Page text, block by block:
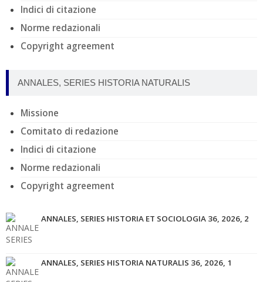
Indici di citazione
Norme redazionali
Copyright agreement
ANNALES, SERIES HISTORIA NATURALIS
Missione
Comitato di redazione
Indici di citazione
Norme redazionali
Copyright agreement
ANNALES, SERIES HISTORIA ET SOCIOLOGIA 36, 2026, 2
ANNALES, SERIES HISTORIA NATURALIS 36, 2026, 1